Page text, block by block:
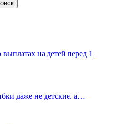
на детей перед 1
даже не детские, а…